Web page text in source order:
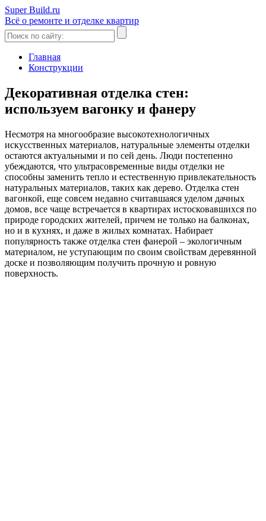
Super Build.ru
Всё о ремонте и отделке квартир
Главная
Конструкции
Декоративная отделка стен:
используем вагонку и фанеру
Несмотря на многообразие высокотехнологичных
искусственных материалов, натуральные элементы отделки
остаются актуальными и по сей день. Люди постепенно
убеждаются, что ультрасовременные виды отделки не
способны заменить тепло и естественную привлекательность
натуральных материалов, таких как дерево. Отделка стен
вагонкой, еще совсем недавно считавшаяся уделом дачных
домов, все чаще встречается в квартирах истосковавшихся по
природе городских жителей, причем не только на балконах,
но и в кухнях, и даже в жилых комнатах. Набирает
популярность также отделка стен фанерой – экологичным
материалом, не уступающим по своим свойствам деревянной
доске и позволяющим получить прочную и ровную
поверхность.